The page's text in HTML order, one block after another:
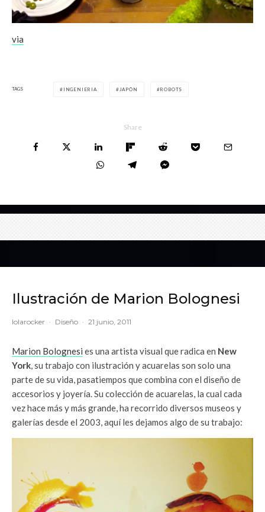
via
TAGS INGENIERIA JAPÓN ROBOTS
Share
Ilustración de Marion Bolognesi
lolarocker · Diseño · 21 junio, 2011
Marion Bolognesi es una artista visual que radica en New
York , su trabajo con ilustración y acuarelas son solo una
parte de su vida, pasatiempos que combina con el diseño de
accesorios y joyería. Su colección de acuarelas, la cual cada
vez hace más y más grande, ha recorrido diversos museos y
galerías desde el 2003, aquí les dejamos algo de su trabajo: